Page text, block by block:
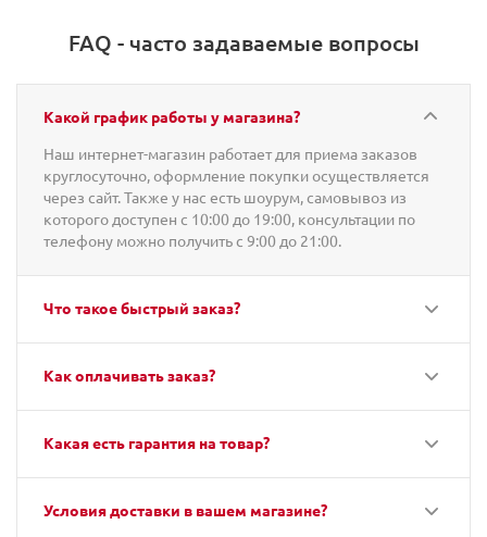
FAQ - часто задаваемые вопросы
Какой график работы у магазина?
Наш интернет-магазин работает для приема заказов
круглосуточно, оформление покупки осуществляется
через сайт. Также у нас есть шоурум, самовывоз из
которого доступен с 10:00 до 19:00, консультации по
телефону можно получить с 9:00 до 21:00.
Что такое быстрый заказ?
Как оплачивать заказ?
Какая есть гарантия на товар?
Условия доставки в вашем магазине?